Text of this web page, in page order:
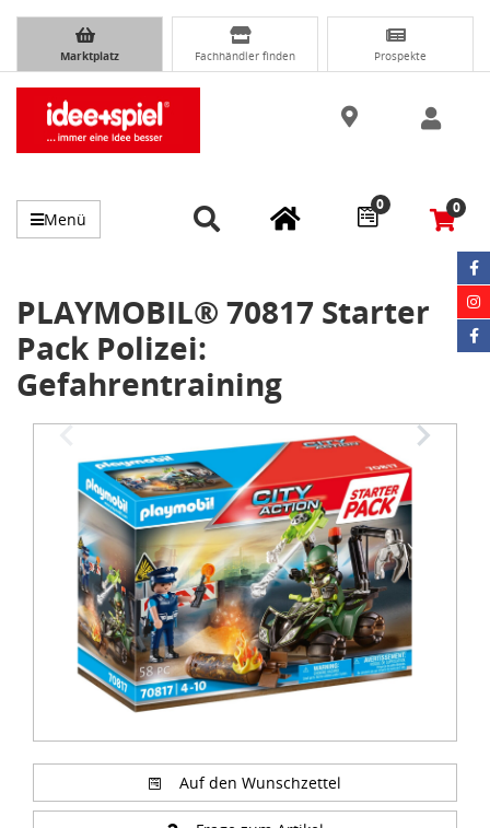
Marktplatz Fachhändler finden Prospekte
Menü
0 0
PLAYMOBIL® 70817 Starter
Pack Polizei:
Gefahrentraining
Auf den Wunschzettel